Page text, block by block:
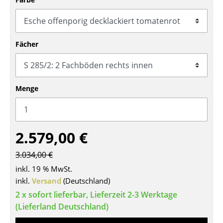
Bürodrehstühle
Konferenzstühle
Bürosessel
Einzelteile
... alle Sitzmöbel
Tische
Esstische
Beistelltische
Couchtische
Schreibtische
Fächer
Menge
2.579,00 €
3.034,00 €
inkl. 19 % MwSt.
inkl. Versand (Deutschland)
2 x sofort lieferbar, Lieferzeit 2-3 Werktage
(Lieferland Deutschland)